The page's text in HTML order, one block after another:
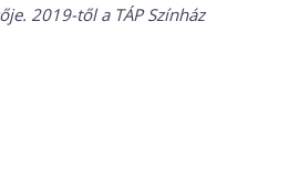
2019-től a TÁP Színház